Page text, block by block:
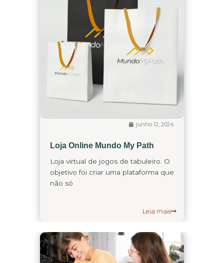
junho 12, 2024
Loja Online Mundo My Path
Loja virtual de jogos de tabuleiro. O
objetivo foi criar uma plataforma que
não só
Leia mais